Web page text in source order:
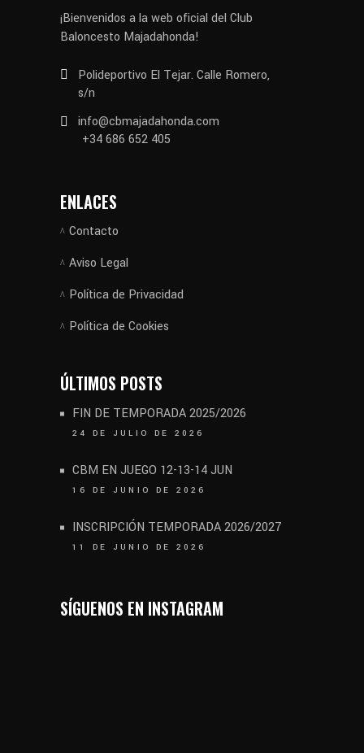
¡Bienvenidos a la web oficial del Club
Baloncesto Majadahonda!
Polideportivo El Tejar. Calle Romero,
s/n
info@cbmajadahonda.com
+34 686 652 405
ENLACES
Contacto
Aviso Legal
Política de Privacidad
Política de Cookies
ÚLTIMOS POSTS
FIN DE TEMPORADA 2025/2026
24 DE JULIO DE 2026
CBM EN JUEGO 12-13-14 JUN
16 DE JUNIO DE 2026
INSCRIPCIÓN TEMPORADA 2026/2027
11 DE JUNIO DE 2026
SÍGUENOS EN INSTAGRAM